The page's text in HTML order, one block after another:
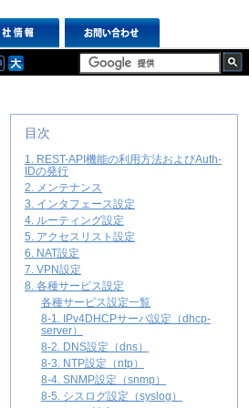
目次
1. REST-API機能の利用方法およびAuth-
IDの発行
2. メンテナンス
3. インタフェース設定
4. ルーティング設定
5. アクセスリスト設定
6. NAT設定
7. VPN設定
8. 各種サービス設定
各種サービス設定一覧
8-1. IPv4DHCPサーバ設定（dhcp-
server）
8-2. DNS設定（dns）
8-3. NTP設定（ntp）
8-4. SNMP設定（snmp）
8-5. シスログ設定（syslog）